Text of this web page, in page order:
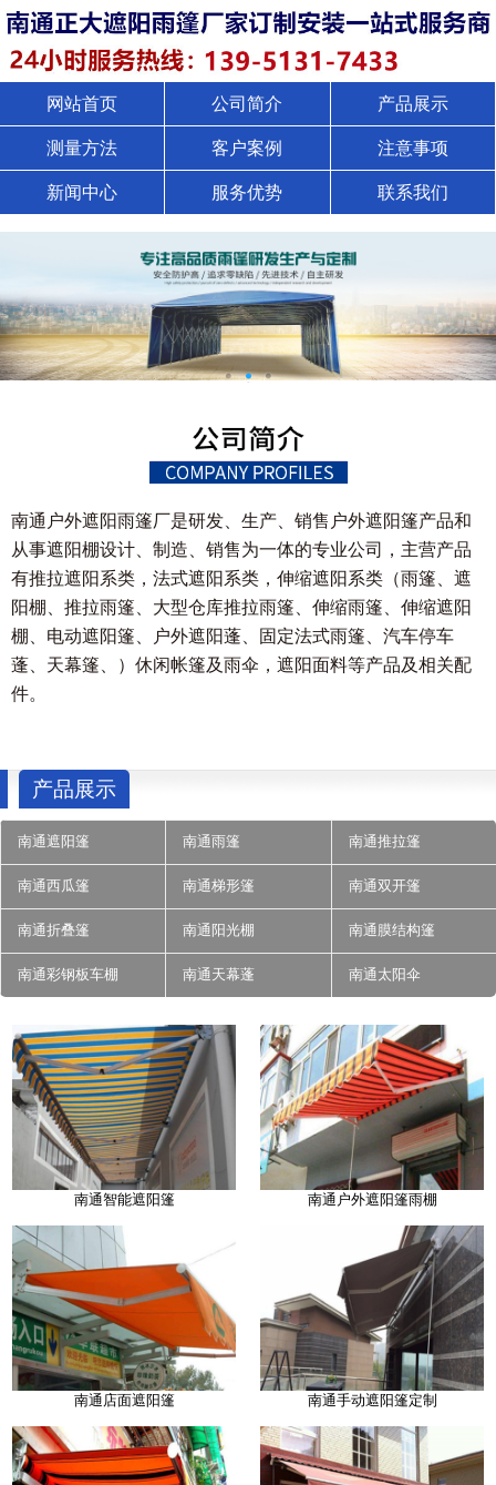
网站首页 公司简介 产品展示
测量方法 客户案例 注意事项
新闻中心 服务优势 联系我们
南通户外遮阳雨篷厂是研发、生产、销售户外遮阳篷产品和
从事遮阳棚设计、制造、销售为一体的专业公司，主营产品
有推拉遮阳系类，法式遮阳系类，伸缩遮阳系类（雨篷、遮
阳棚、推拉雨篷、大型仓库推拉雨篷、伸缩雨篷、伸缩遮阳
棚、电动遮阳篷、户外遮阳蓬、固定法式雨篷、汽车停车
蓬、天幕篷、）休闲帐篷及雨伞，遮阳面料等产品及相关配
件。
产品展示
南通遮阳篷 南通雨篷 南通推拉篷
南通西瓜篷 南通梯形篷 南通双开篷
南通折叠篷 南通阳光棚 南通膜结构篷
南通彩钢板车棚 南通天幕蓬 南通太阳伞
南通智能遮阳篷 南通户外遮阳篷雨棚
南通店面遮阳篷 南通手动遮阳篷定制